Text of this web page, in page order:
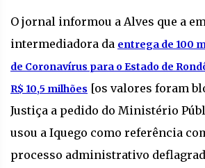
O jornal informou a Alves que a
intermediadora da entrega de 100
de Coronavírus para o Estado de
R$ 10,5 milhões [os valores foram
Justiça a pedido do Ministério
usou a Iquego como referência
processo administrativo